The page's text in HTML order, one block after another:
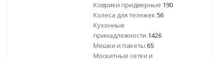
Коврики придверные 190
Колеса для тележек 56
Кухонные
принадлежности 1426
Мешки и пакеты 65
Москитные сетки и